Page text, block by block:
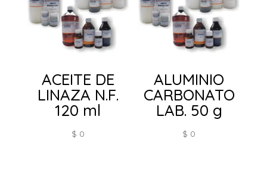
ACEITE DE
LINAZA N.F.
120 ml
$ 0
ALUMINIO
CARBONATO
LAB. 50 g
$ 0